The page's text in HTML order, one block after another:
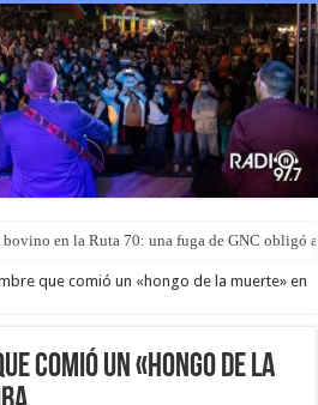
en la Ruta 70: una fuga de GNC obligó
que comió un «hongo de la muerte» en
comió un «hongo de la